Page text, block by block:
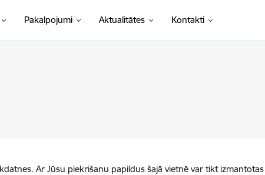
Pakalpojumi Aktualitātes Kontakti
Ar Jūsu piekrišanu papildus šajā vietnē var tikt